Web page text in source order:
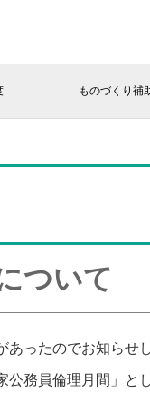
ものづくり補
ついて
ったのでお知らせし
公務員倫理月間」と